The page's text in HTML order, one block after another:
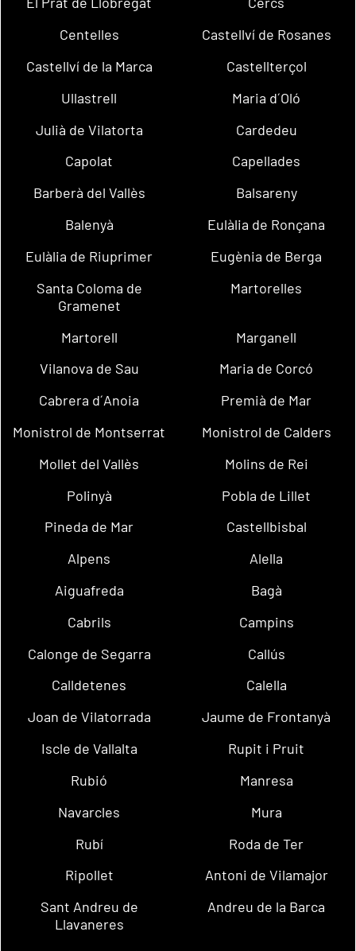
Centelles
Castellví de Rosanes
Castellví de la Marca
Castellterçol
Ullastrell
Maria d´Oló
Julià de Vilatorta
Cardedeu
Capolat
Capellades
Barberà del Vallès
Balsareny
Balenyà
Eulàlia de Ronçana
Eulàlia de Riuprimer
Eugènia de Berga
Santa Coloma de
Gramenet
Martorelles
Martorell
Marganell
Vilanova de Sau
Maria de Corcó
Cabrera d´Anoia
Premià de Mar
Monistrol de Montserrat
Monistrol de Calders
Mollet del Vallès
Molins de Rei
Polinyà
Pobla de Lillet
Pineda de Mar
Castellbisbal
Alpens
Alella
Aiguafreda
Bagà
Cabrils
Campins
Calonge de Segarra
Callús
Calldetenes
Calella
Joan de Vilatorrada
Jaume de Frontanyà
Iscle de Vallalta
Rupit i Pruit
Rubió
Manresa
Navarcles
Mura
Rubí
Roda de Ter
Ripollet
Antoni de Vilamajor
Sant Andreu de
Llavaneres
Andreu de la Barca